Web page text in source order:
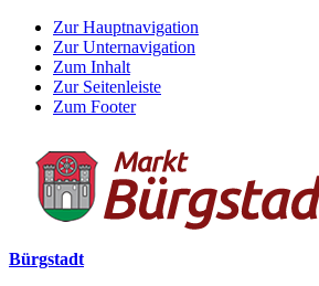
Zur Hauptnavigation
Zur Unternavigation
Zum Inhalt
Zur Seitenleiste
Zum Footer
Bürgstadt